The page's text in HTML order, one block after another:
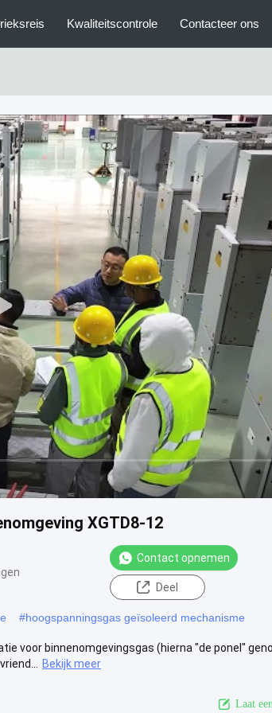
Kwaliteitscontrole Contacteer ons
XGTD8-12
Contact opnemen
Deel
#hoogspanningsgas geïsoleerd mechanisme
voor binnenomgevingsgas (hierna "de ponel"
Bekijk meer
Laat